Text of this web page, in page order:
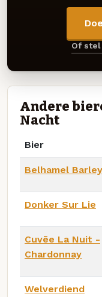
Of
Andere
Nacht
Bier
Belhamel
Donker Sur Lie
Cuvēe La Nuit -
Chardonnay
Welverdiend